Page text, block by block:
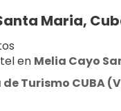
Maria,
en Melia Cayo
Turismo CUBA